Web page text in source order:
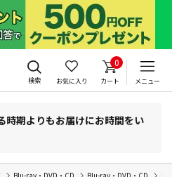
検索 お気に入り
0
カート メニュー
時期よりもお届けにお時間をい